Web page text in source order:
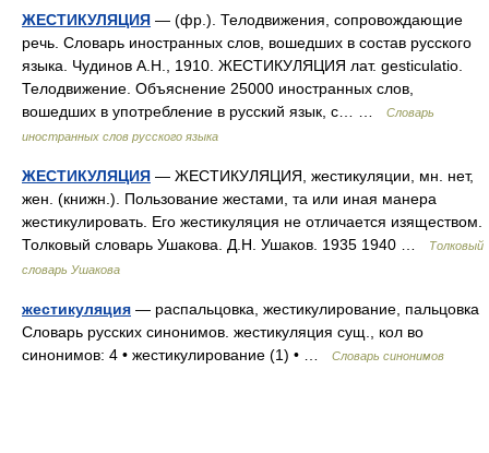
ЖЕСТИКУЛЯЦИЯ — (фр.). Телодвижения, сопровождающие
речь. Словарь иностранных слов, вошедших в состав русского
языка. Чудинов А.Н., 1910. ЖЕСТИКУЛЯЦИЯ лат. gesticulatio.
Телодвижение. Объяснение 25000 иностранных слов,
вошедших в употребление в русский язык, с… …
Словарь
иностранных слов русского языка
ЖЕСТИКУЛЯЦИЯ — ЖЕСТИКУЛЯЦИЯ, жестикуляции, мн. нет,
жен. (книжн.). Пользование жестами, та или иная манера
жестикулировать. Его жестикуляция не отличается изяществом.
Толковый словарь Ушакова. Д.Н. Ушаков. 1935 1940 …
Толковый
словарь Ушакова
жестикуляция — распальцовка, жестикулирование, пальцовка
Словарь русских синонимов. жестикуляция сущ., кол во
синонимов: 4 • жестикулирование (1) • …
Словарь синонимов